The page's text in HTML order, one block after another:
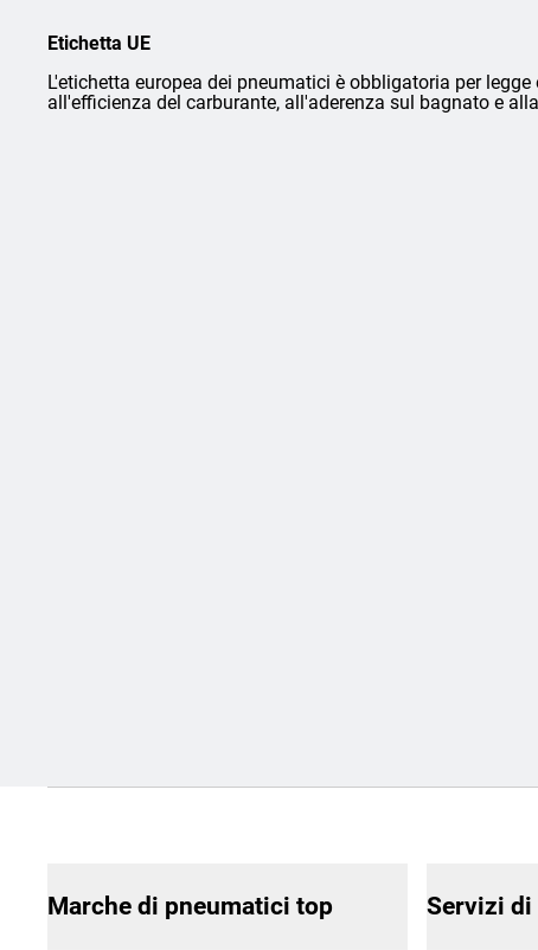
Etichetta UE
L'etichetta europea dei pneumatici è obbligatoria per
all'efficienza del carburante, all'aderenza sul bagnato e
Marche di pneumatici top Servizi di